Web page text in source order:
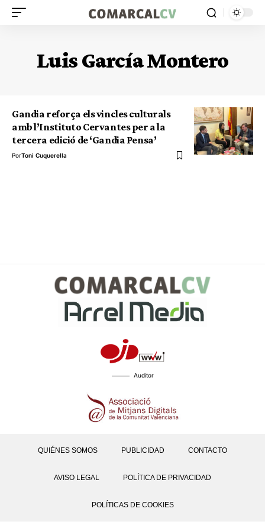
Luis García Montero
Gandia reforça els vincles culturals
amb l’Instituto Cervantes per a la
tercera edició de ‘Gandia Pensa’
PorToni Cuquerella
Auditor
QUIÉNES SOMOS PUBLICIDAD CONTACTO
AVISO LEGAL POLÍTICA DE PRIVACIDAD
POLÍTICAS DE COOKIES